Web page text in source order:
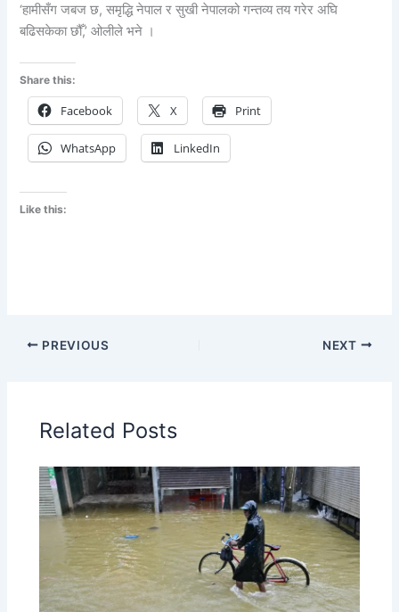
‘हामीसँग जबज छ, समृद्धि नेपाल र सुखी नेपालको गन्तव्य तय गरेर अघि
बढिसकेका छौँ,’ ओलीले भने ।
Share this:
Facebook X Print
WhatsApp LinkedIn
Like this:
PREVIOUS NEXT
Related Posts